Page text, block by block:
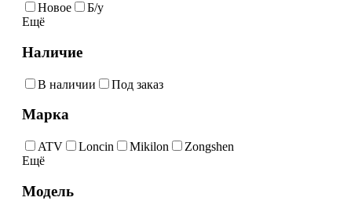
Новое
Б/у
Ещё
Наличие
В наличии Под заказ
Марка
ATV Loncin Mikilon
Zongshen
Ещё
Модель